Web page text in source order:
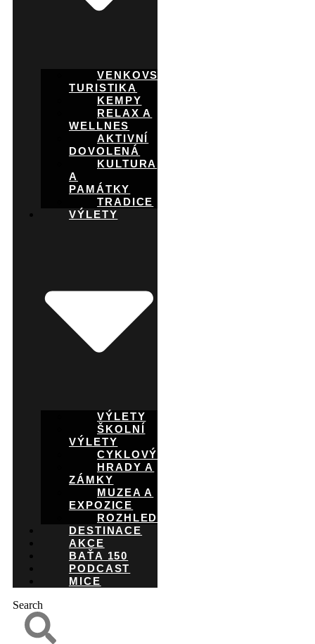
VENKOVSKÁ
TURISTIKA
KEMPY
RELAX A
WELLNES
AKTIVNÍ
DOVOLENÁ
KULTURA
A
PAMÁTKY
TRADICE
VÝLETY
VÝLETY
ŠKOLNÍ
VÝLETY
CYKLOVÝLETY
HRADY A
ZÁMKY
MUZEA A
EXPOZICE
ROZHLEDNY
DESTINACE
AKCE
BAŤA 150
PODCAST
MICE
Search